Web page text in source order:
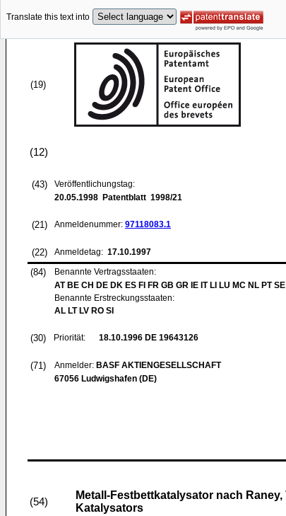
Translate this text into
(19)
(12)
(43)
Veröffentlichungstag:
20.05.1998 Patentblatt 1998/21
(21) Anmeldenummer: 97118083.1
(22) Anmeldetag: 17.10.1997
(84)
Benannte Vertragsstaaten:
AT BE CH DE DK ES FI FR GB GR IE IT LI LU MC NL PT SE
Benannte Erstreckungsstaaten:
AL LT LV RO SI
(30) Priorität: 18.10.1996 DE 19643126
(71) Anmelder: BASF AKTIENGESELLSCHAFT
67056 Ludwigshafen (DE)
(54)
Metall-Festbettkatalysator nach
Katalysators